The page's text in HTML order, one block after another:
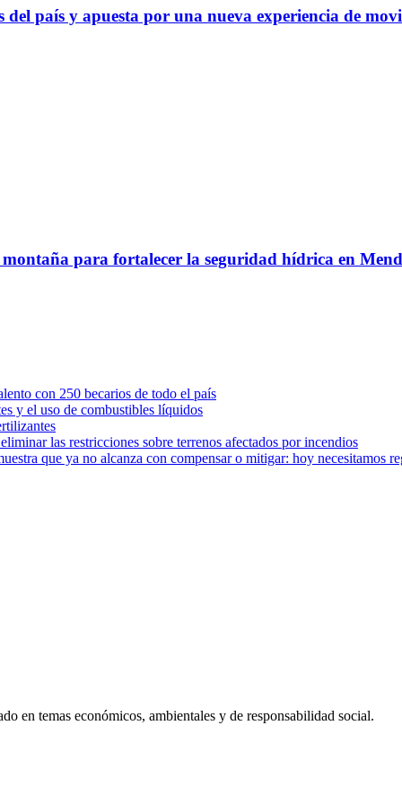
país y apuesta por una nueva experiencia de
para fortalecer la seguridad hídrica en
con 250 becarios de todo el país
y el uso de combustibles líquidos
las restricciones sobre terrenos afectados por incendios
que ya no alcanza con compensar o mitigar: hoy necesitamos
en temas económicos, ambientales y de responsabilidad social.